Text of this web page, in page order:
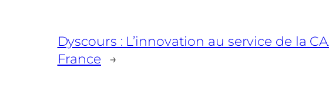
Dyscours : L’innovation au service de la
France →